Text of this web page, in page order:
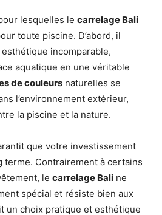
lesquelles le carrelage Bali
toute piscine. D’abord, il
incomparable,
aquatique en une véritable
de couleurs naturelles se
l’environnement extérieur,
la piscine et la nature.
que votre investissement
terme. Contrairement à certains
le carrelage Bali ne
spécial et résiste bien aux
un choix pratique et esthétique